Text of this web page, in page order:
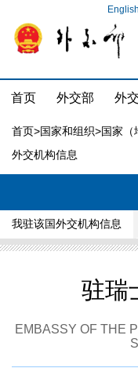
English
首页 外交部 外
首页>国家和组织>国家（
外交机构信息
我驻该国外交机构信息
驻瑞
EMBASSY OF THE